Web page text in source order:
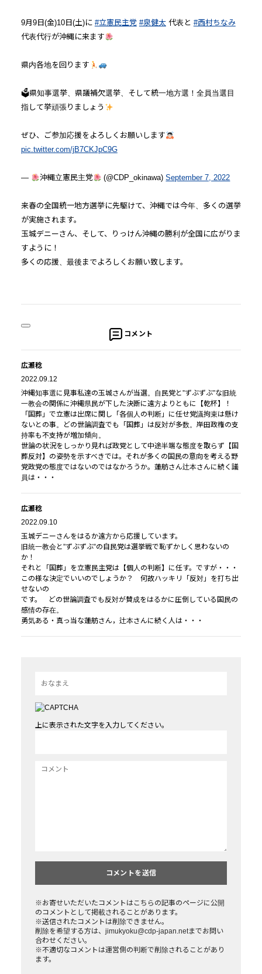
9月9日(金)10日(土)に #立憲民主党 #泉健太代表と #西村ちなみ
代表代行が沖縄に来ます
県内各地を回ります
🗳県知事選挙、県議補欠選挙、そして統一地方選！全員当選目
指して挙頑張りましょう
ぜひ、ご参加応援をよろしくお願いします
pic.twitter.com/jB7CKJpC9G
— 沖縄立憲民主党 (@CDP_okinawa)September 7, 2022
来春の全国統一地方選挙に先駆けて、沖縄では今年、多くの選挙
が実施されます。
玉城デニーさん、そして、りっけん沖縄の勝利が全国に広がりま
すように！
多くの応援、最後までよろしくお願い致します。
コメント
広瀬稔
2022.09.12
沖縄知事選に見事私達の玉城さんが当選。自民党と”ずぶずぶ”な旧統
一教会の関係に沖縄県民が下した決断に遠方よりともに【乾杯】！
「国葬」で立憲は出席に関し「各個人の判断」に任せ党議拘束は懸け
ないとの事。どの世論調査でも「国葬」は反対が多数。岸田政権の支
持率も不支持が増加傾向。
世論の状況をしっかり見れば政党として中途半端な態度を取らず【国
葬反対】の姿勢を示すべきでは。それが多くの国民の意向を考える野
党政党の態度ではないのではなかろうか。蓮舫さん辻本さんに続く議
員は・・・
広瀬稔
2022.09.10
玉城デニーさんをはるか遠方から応援しています。
旧統一教会と”ずぶずぶ”の自民党は選挙戦で恥ずかしく思わないの
か！
それと「国葬」を立憲民主党は【個人の判断】に任す。ですが・・・
この様な決定でいいのでしょうか？ 何故ハッキリ「反対」を打ち出
せないの
です。 どの世論調査でも反対が賛成をはるかに圧倒している国民の
感情の存在。
勇気ある・真っ当な蓮舫さん，辻本さんに続く人は・・・
上に表示された文字を入力してください。
※お寄せいただいたコメントはこちらの記事のページに公開
のコメントとして掲載されることがあります。
※送信されたコメントは削除できません。
削除を希望する方は、jimukyoku@cdp-japan.netまでお問い
合わせください。
※不適切なコメントは運営側の判断で削除されることがあり
ます。